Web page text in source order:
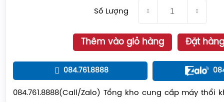
Số Lượng
Thêm vào giỏ hàng Đặt hàng
084.761.8888
084.761.8888(Call/Zalo) Tổng kho cung cấp máy thổi